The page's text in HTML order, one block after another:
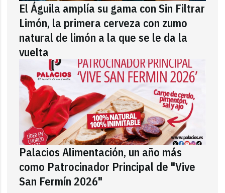
El Águila amplía su gama con Sin Filtrar
Limón, la primera cerveza con zumo
natural de limón a la que se le da la
vuelta
Palacios Alimentación, un año más
como Patrocinador Principal de "Vive
San Fermín 2026"